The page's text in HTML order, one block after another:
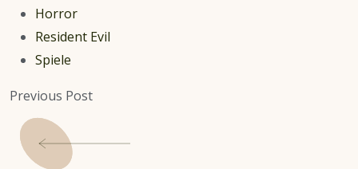
Horror
Resident Evil
Spiele
Previous Post